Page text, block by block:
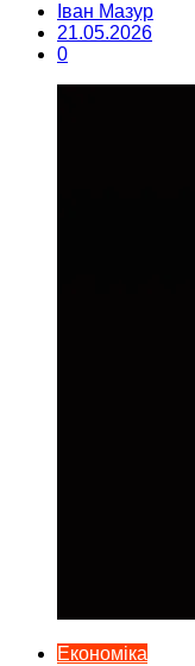
Іван Мазур
21.05.2026
0
Економіка